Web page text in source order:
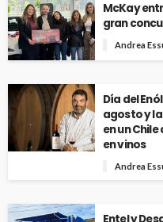
McKay
gran
Andrea
Día del
agosto y
en un
en vinos
Andrea